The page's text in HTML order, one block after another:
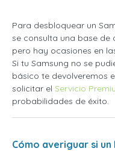
Para desbloquear un
se consulta una base de
pero hay ocasiones en
Si tu Samsung no se
básico te devolveremos
solicitar el Servicio
probabilidades de éxito.
Cómo averiguar si